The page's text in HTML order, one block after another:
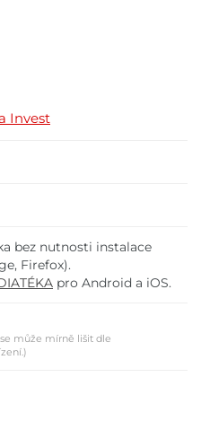
Invest
bez nutnosti instalace
Firefox).
pro Android a iOS.
může mírně lišit dle